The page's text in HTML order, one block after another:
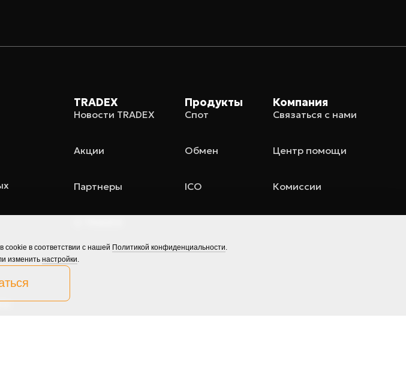
TRADEX
Новости TRADEX
Акции
Партнеры
Продукты
Спот
Обмен
ICO
Компания
Связаться с нами
Центр помощи
Комиссии
в соответствии с нашей Политикой конфиденциальности.
изменить настройки.